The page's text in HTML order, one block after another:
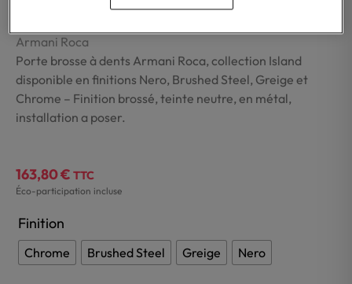
Armani Roca
Porte brosse à dents Armani Roca, collection Island
disponible en finitions Nero, Brushed Steel, Greige et
Chrome – Finition brossé, teinte neutre, en métal,
installation a poser.
163,80€ TTC
Éco-participation incluse
Finition
Chrome Brushed Steel Greige Nero